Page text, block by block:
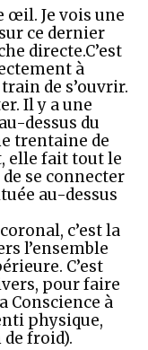
œil. Je vois une
ce dernier
directe.C’est
à
de s’ouvrir.
Il y a une
dessus du
trentaine de
elle fait tout le
se connecter
au-dessus
c’est la
l’ensemble
C’est
pour faire
Conscience à
physique,
froid).